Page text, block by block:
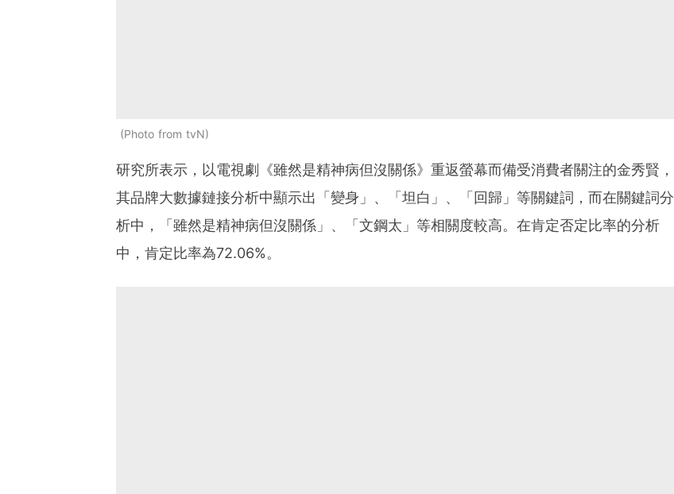
Photo from tvN
研究所表示，以電視劇《雖然是精神病但沒關係》重返螢幕而備受消費者關注的金秀賢，
其品牌大數據鏈接分析中顯示出「變身」、「坦白」、「回歸」等關鍵詞，而在關鍵詞分
析中，「雖然是精神病但沒關係」、「文鋼太」等相關度較高。在肯定否定比率的分析
中，肯定比率為72.06%。